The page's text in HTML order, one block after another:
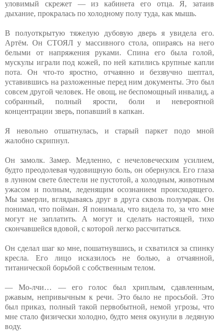
уловимый скрежет — из кабинета его отца. Я, затаив
дыхание, прокралась по холодному полу туда, как мышь.
В полуоткрытую тяжелую дубовую дверь я увидела его.
Артём. Он СТОЯЛ у массивного стола, опираясь на него
белыми от напряжения руками. Спина его была голой,
мускулы играли под кожей, по ней катились крупные капли
пота. Он что-то яростно, отчаянно и беззвучно шептал,
уставившись на разложенные перед ним документы. Это был
совсем другой человек. Не овощ, не беспомощный инвалид, а
собранный, полный ярости, боли и невероятной
концентрации зверь, попавший в капкан.
Я невольно отшатнулась, и старый паркет подо мной
жалобно скрипнул.
Он замолк. Замер. Медленно, с нечеловеческим усилием,
будто преодолевая чудовищную боль, он обернулся. Его глаза
в лунном свете блестели не пустотой, а холодным, животным
ужасом и полным, леденящим осознанием происходящего.
Мы замерли, вглядываясь друг в друга сквозь полумрак. Он
понимал, что пойман. Я понимала, что видела то, за что мне
могут не заплатить. А могут и сделать настоящей, тихо
скончавшейся вдовой, с которой легко рассчитаться.
Он сделал шаг ко мне, пошатнувшись, и схватился за спинку
кресла. Его лицо исказилось не болью, а отчаянной,
титанической борьбой с собственным телом.
— Мо-лчи… — его голос был хриплым, сдавленным,
ржавым, непривычным к речи. Это было не просьбой. Это
был приказ, полный такой первобытной, немой угрозы, что
мне стало физически холодно, будто меня окунули в ледяную
воду.